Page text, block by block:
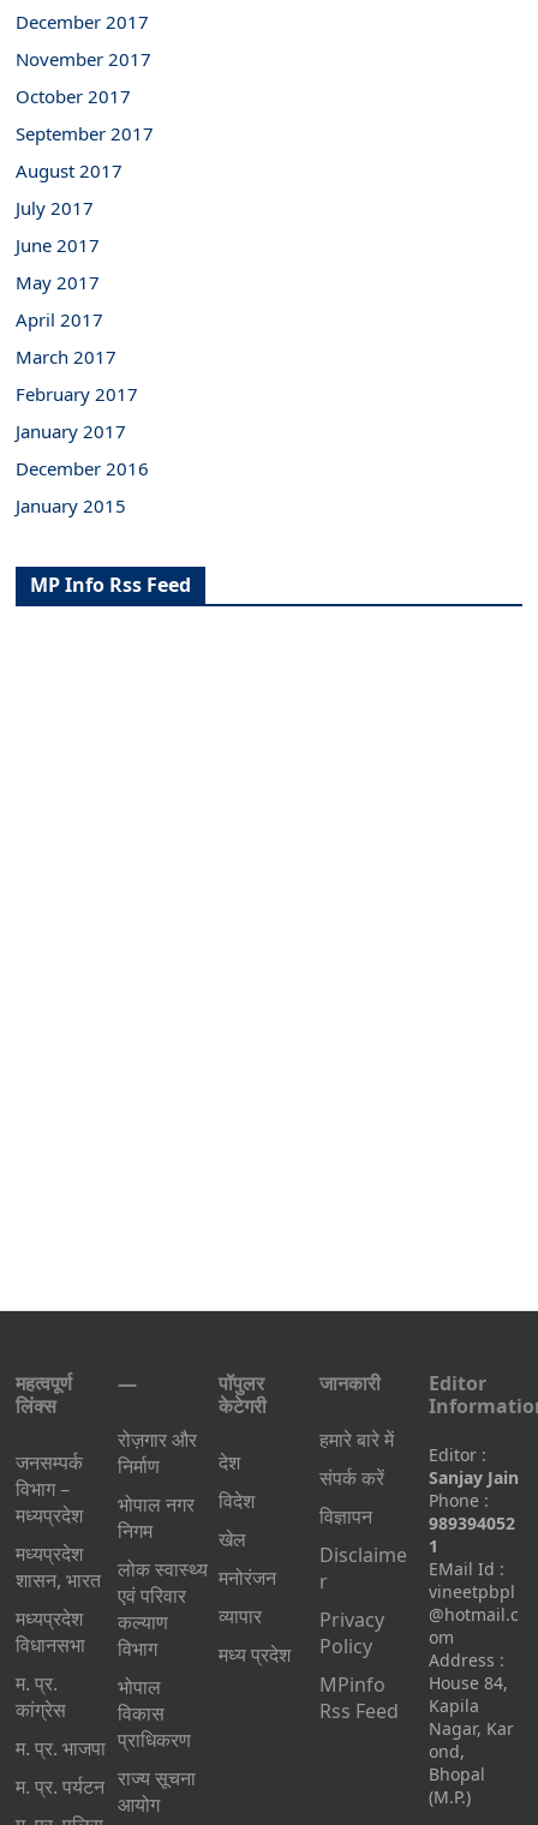
December 2017
November 2017
October 2017
September 2017
August 2017
July 2017
June 2017
May 2017
April 2017
March 2017
February 2017
January 2017
December 2016
January 2015
MP Info Rss Feed
महत्वपूर्ण
लिंक्स
जनसम्पर्क
विभाग –
मध्यप्रदेश
मध्यप्रदेश
शासन, भारत
मध्‍यप्रदेश
विधानसभा
म. प्र.
कांग्रेस
म. प्र. भाजपा
म. प्र. पर्यटन
—
रोज़गार और
निर्माण
भोपाल नगर
निगम
लोक स्वास्थ्य
एवं परिवार
कल्याण
विभाग
भोपाल
विकास
प्राधिकरण
राज्य सूचना
आयोग
पॉपुलर
केटेगरी
देश
विदेश
खेल
मनोरंजन
व्यापार
मध्य प्रदेश
जानकारी
हमारे बारे में
संपर्क करें
विज्ञापन
Disclaime
r
Privacy
Policy
MPinfo
Rss Feed
Editor
Editor :
Sanjay Jain
Phone :
989394052
1
EMail Id :
vineetpbpl
@hotmail.c
om
Address :
House 84,
Kapila
Nagar, Kar
ond,
Bhopal
(M.P.)